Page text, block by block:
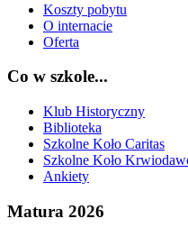
Koszty pobytu
O internacie
Oferta
Co w szkole...
Klub Historyczny
Biblioteka
Szkolne Koło Caritas
Szkolne Koło
Ankiety
Matura 2026